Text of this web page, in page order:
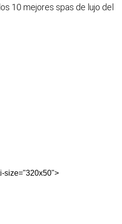
10 mejores spas de lujo del
size="320x50">